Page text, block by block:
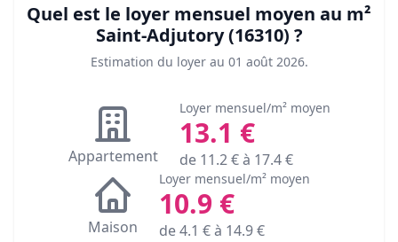
Quel est le loyer mensuel moyen au m²
Saint-Adjutory (16310) ?
Estimation du loyer au 01 août 2026.
Appartement
Loyer mensuel/m² moyen
13.1 €
de 11.2€ à 17.4€
Maison
Loyer mensuel/m² moyen
10.9 €
de4.1 € à 14.9€